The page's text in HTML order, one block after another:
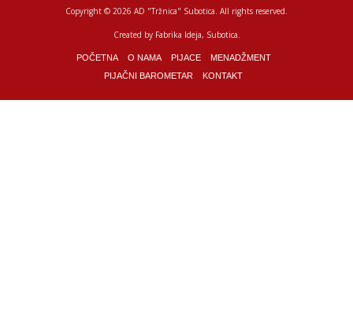
Copyright © 2026 AD "Tržnica" Subotica. All rights reserved.
Created by Fabrika Ideja, Subotica.
POČETNA O NAMA PIJACE
MENADŽMENT
PIJAČNI BAROMETAR
KONTAKT